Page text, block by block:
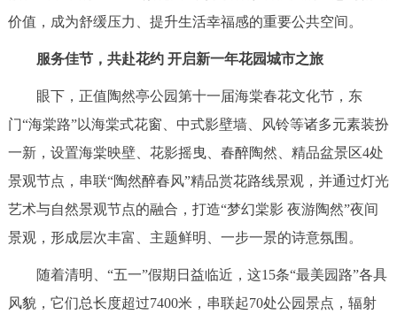
价值，成为舒缓压力、提升生活幸福感的重要公共空间。
服务佳节，共赴花约 开启新一年花园城市之旅
眼下，正值陶然亭公园第十一届海棠春花文化节，东
门“海棠路”以海棠式花窗、中式影壁墙、风铃等诸多元素装扮
一新，设置海棠映壁、花影摇曳、春醉陶然、精品盆景区4处
景观节点，串联“陶然醉春风”精品赏花路线景观，并通过灯光
艺术与自然景观节点的融合，打造“梦幻棠影 夜游陶然”夜间
景观，形成层次丰富、主题鲜明、一步一景的诗意氛围。
随着清明、“五一”假期日益临近，这15条“最美园路”各具
风貌，它们总长度超过7400米，串联起70处公园景点，辐射